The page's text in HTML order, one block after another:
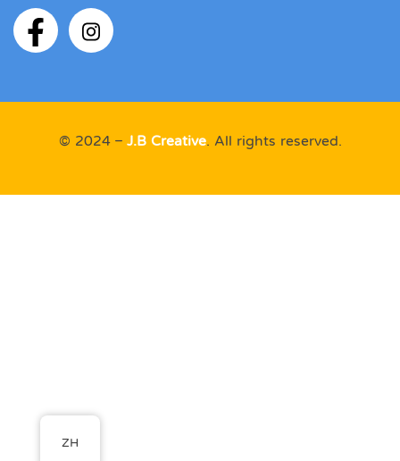
© 2024 – J.B Creative. All rights reserved.
ZH